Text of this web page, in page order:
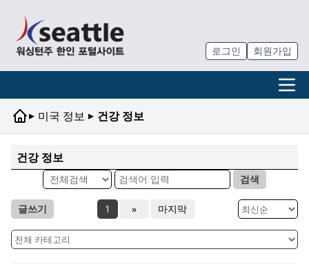
로그인 회원가입
▸ 미국 정보 ▸ 건강 정보
건강 정보
검색
글쓰기 1 » 마지막